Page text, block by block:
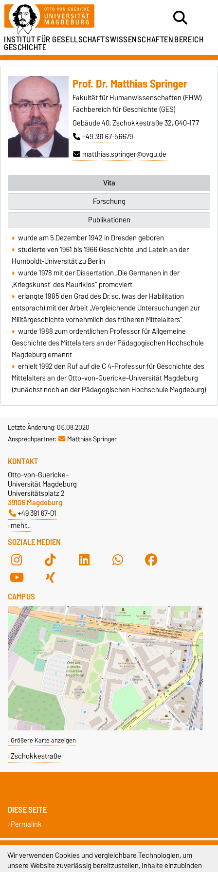
INSTITUT FÜRGESELLSCHAFTSWISSENSCHAFTENBEREICH
GESCHICHTE
Prof. Dr. Matthias Springer
Fakultät für Humanwissenschaften (FHW)
Fachbereich für Geschichte (GES)
Gebäude 40, Zschokkestraße 32, G40-177
+49 391 67-56679
matthias.springer@ovgu.de
Vita
Forschung
Publikationen
wurde am 5.Dezember 1942 in Dresden geboren
studierte von 1961 bis 1966 Geschichte und Latein an der
Humboldt-Universität zu Berlin
wurde 1978 mit der Dissertation „Die Germanen in der
‚Kriegskunst‘ des Maurikios“ promoviert
erlangte 1985 den Grad des Dr. sc. (was der Habilitation
entsprach) mit der Arbeit „Vergleichende Untersuchungen zur
Militärgeschichte vornehmlich des früheren Mittelalters“
wurde 1988 zum ordentlichen Professor für Allgemeine
Geschichte des Mittelalters an der Pädagogischen Hochschule
Magdeburg ernannt
erhielt 1992 den Ruf auf die C 4-Professur für Geschichte des
Mittelalters an der Otto-von-Guericke-Universität Magdeburg
(zunächst noch an der Pädagogischen Hochschule Magdeburg)
Letzte Änderung: 06.08.2020
Ansprechpartner:
Matthias Springer
SOZIALE MEDIEN
KONTAKT
Otto-von-Guericke-
Universität Magdeburg
Universitätsplatz 2
39106 Magdeburg
+49 391 67-01
mehr…
CAMPUS
Größere Karte anzeigen
Zschokkestraße
DIESE SEITE
Permalink
Impressum
Datenschutz
Wir verwenden Cookies und vergleichbare Technologien, um
unsere Website zuverlässig bereitzustellen, Inhalte einzubinden